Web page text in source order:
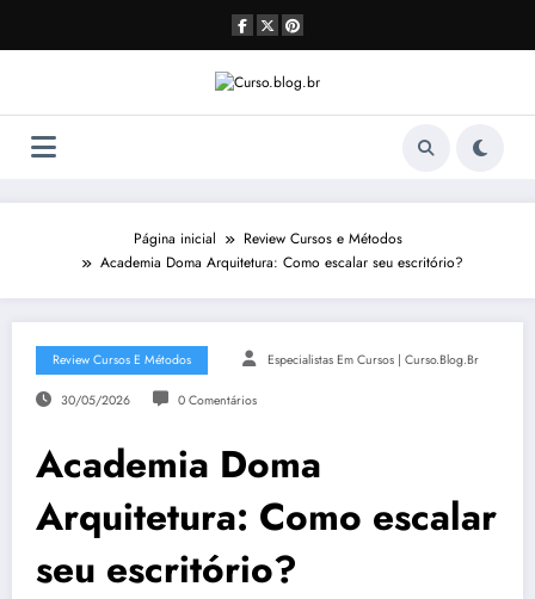
o
Página inicial
Review Cursos e Métodos
Academia Doma Arquitetura: Como escalar seu escritório?
Review Cursos E Métodos Especialistas Em Cursos | Curso.blog.br
30/05/2026 0 Comentários
Academia Doma
Arquitetura: Como escalar
seu escritório?